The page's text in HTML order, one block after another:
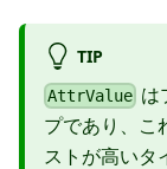
TIP
AttrValue は
プであり、こ
ストが高いタ